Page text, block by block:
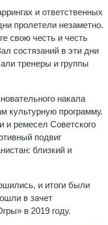
и ответственных
пролетели незаметно.
свою честь и честь
состязаний в эти дни
тренеры и группы
накала
культурную программу.
и ремесел Советского
подвиг
близкий и
и итоги были
в зачет
в 2019 году.